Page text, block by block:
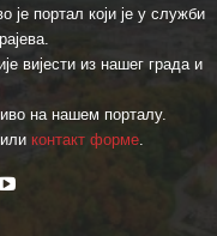
је портал који је у служби
вијести из нашег града и
на нашем порталу.
контакт форме.